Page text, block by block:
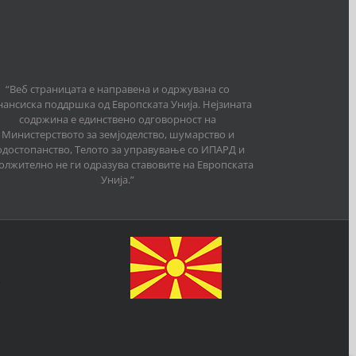
“Веб страницата е направена и одржувана со
поддршка од Европската Унија. Нејзината
содржина е единствено одговорност на
Министерството за земјоделство, шумарство и
Телото за управување со ИПАРД и
не ги одразува ставовите на Европската
Унија.”